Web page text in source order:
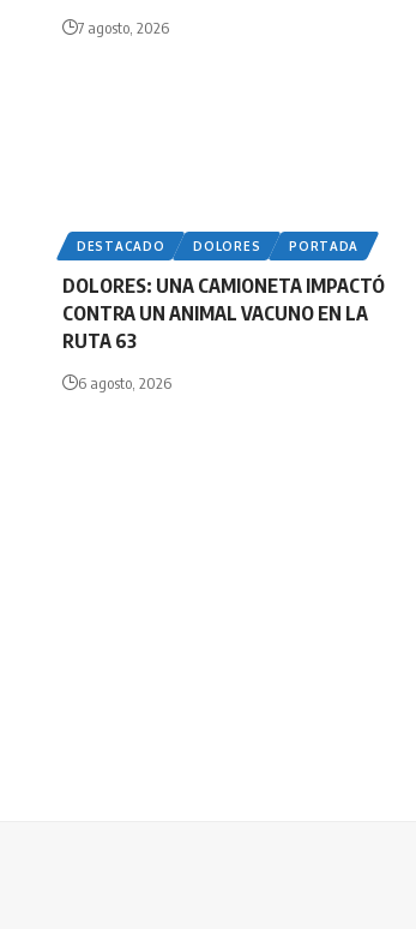
7 agosto, 2026
DESTACADO DOLORES PORTADA
DOLORES: UNA CAMIONETA IMPACTÓ
CONTRA UN ANIMAL VACUNO EN LA
RUTA 63
6 agosto, 2026